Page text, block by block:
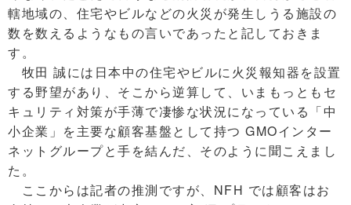
轄地域の、住宅やビルなどの火災が発生しうる施設の
数を数えるようなもの言いであったと記しておきま
す。
牧田 誠には日本中の住宅やビルに火災報知器を設置
する野望があり、そこから逆算して、いまもっともセ
キュリティ対策が手薄で凄惨な状況になっている「中
小企業」を主要な顧客基盤として持つ GMOインター
ネットグループと手を結んだ、そのように聞こえまし
た。
ここからは記者の推測ですが、NFH では顧客はお